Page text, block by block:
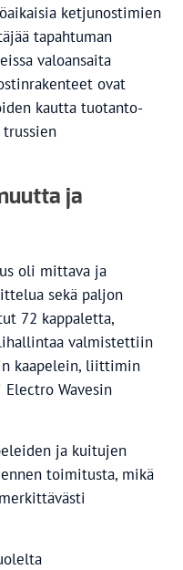
ketjunostimien
tapahtuman
valoansaita
ovat
kautta tuotanto-
ja
oli mittava ja
sekä paljon
72 kappaletta,
valmistettiin
kaapelein, liittimin
Wavesin
ja kuitujen
toimitusta, mikä